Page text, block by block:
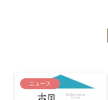
ニュース